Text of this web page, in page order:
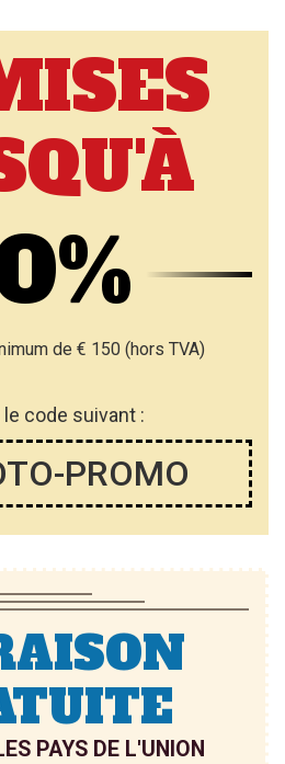
de € 150 (hors TVA)
code suivant :
PROMO
PAYS DE L'UNION